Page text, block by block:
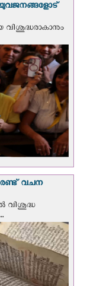
യുവജനങ്ങളോട്
വിശുദ്ധരാകാനും
രണ്ട് വചന
വിശുദ്ധ